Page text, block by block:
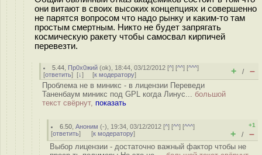
они витают в своих высоких концепциях и совершенно
не парятся вопросом что надо рынку и каким-то там
простым смертным. Никто не будет запрягать
космическую ракету чтобы самосвал кирпичей
перевезти.
5.44 Пр0х0жий (ok), 18:44, 03/12/2012 [^] [^^] [^^^]
[ответить] [↓] [к модератору] + / –
Проблема не в миникс - в лицензии Переведи
Таненбаум миникс под GPL когда Линус... большой
текст свёрнут, показать
6.50 ,Аноним (-), 19:34, 03/12/2012 [^] [^^] [^^^]
[ответить] [к модератору]
+1
+ / –
Выбор лицензии - достаточно важный фактор чтобы не